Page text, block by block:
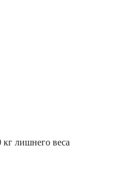
кг лишнего веса